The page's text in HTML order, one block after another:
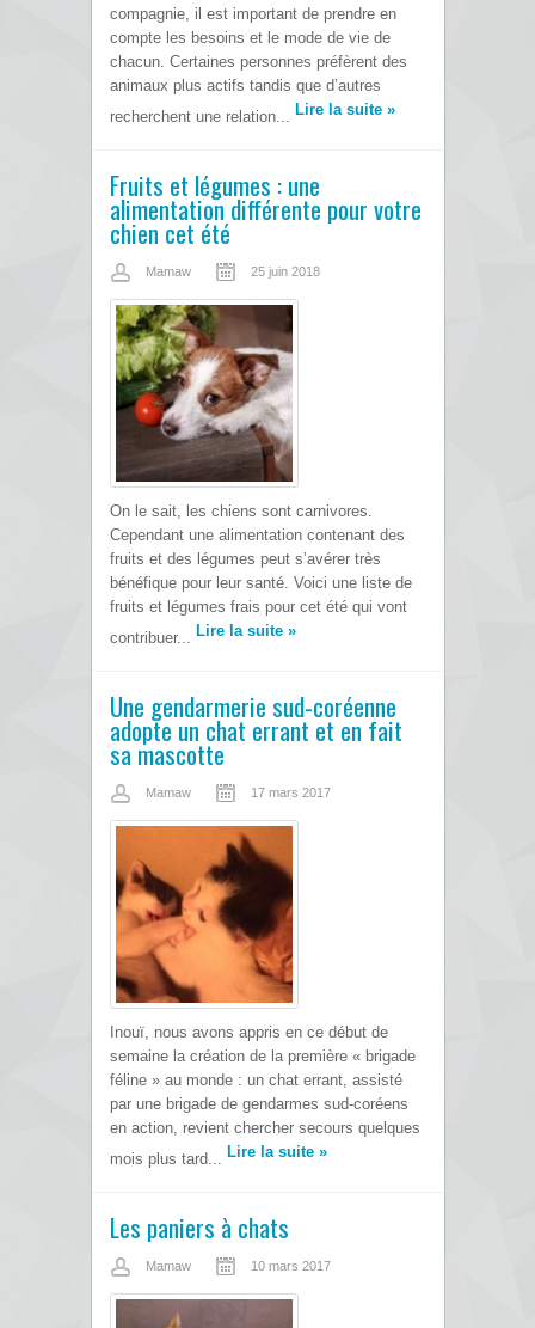
compagnie, il est important de prendre en
compte les besoins et le mode de vie de
chacun. Certaines personnes préfèrent des
animaux plus actifs tandis que d’autres
recherchent une relation... Lire la suite »
Fruits et légumes : une
alimentation différente pour votre
chien cet été
Mamaw 25 juin 2018
On le sait, les chiens sont carnivores.
Cependant une alimentation contenant des
fruits et des légumes peut s’avérer très
bénéfique pour leur santé. Voici une liste de
fruits et légumes frais pour cet été qui vont
contribuer... Lire la suite »
Une gendarmerie sud-coréenne
adopte un chat errant et en fait
sa mascotte
Mamaw 17 mars 2017
Inouï, nous avons appris en ce début de
semaine la création de la première « brigade
féline » au monde : un chat errant, assisté
par une brigade de gendarmes sud-coréens
en action, revient chercher secours quelques
mois plus tard... Lire la suite »
Les paniers à chats
Mamaw 10 mars 2017